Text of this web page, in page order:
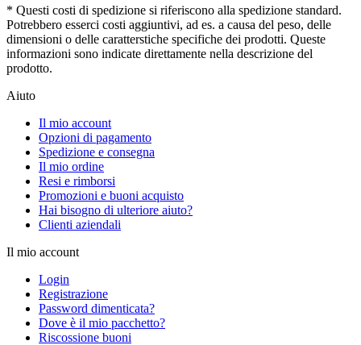
* Questi costi di spedizione si riferiscono alla spedizione standard.
Potrebbero esserci costi aggiuntivi, ad es. a causa del peso, delle
dimensioni o delle caratterstiche specifiche dei prodotti. Queste
informazioni sono indicate direttamente nella descrizione del
prodotto.
Aiuto
Il mio account
Opzioni di pagamento
Spedizione e consegna
Il mio ordine
Resi e rimborsi
Promozioni e buoni acquisto
Hai bisogno di ulteriore aiuto?
Clienti aziendali
Il mio account
Login
Registrazione
Password dimenticata?
Dove è il mio pacchetto?
Riscossione buoni